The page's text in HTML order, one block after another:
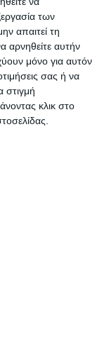
των
απαιτεί τη
αρνηθείτε αυτήν
μόνο για αυτόν
σας ή να
στιγμή
κλικ στο
αρχή για κάτι
όλων γίνεται
καμωθεί ότι
του
μη μείνουμε